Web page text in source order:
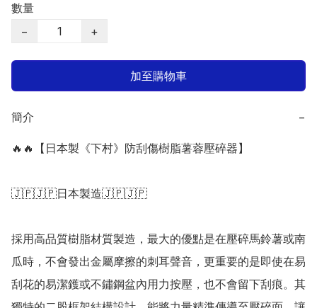
數量
−
+
加至購物車
簡介 −
🔥🔥【日本製《下村》防刮傷樹脂薯蓉壓碎器】
🇯🇵🇯🇵日本製造🇯🇵🇯🇵
採用高品質樹脂材質製造，最大的優點是在壓碎馬鈴薯或南
瓜時，不會發出金屬摩擦的刺耳聲音，更重要的是即使在易
刮花的易潔鑊或不鏽鋼盆內用力按壓，也不會留下刮痕。其